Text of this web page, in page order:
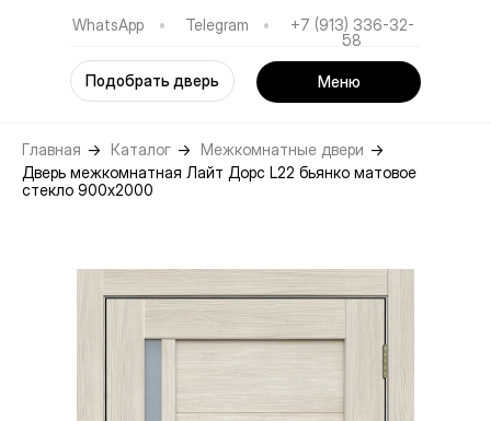
WhatsApp •
Telegram
•
+7 (913) 336-32-
58
Подобрать дверь Меню
Главная → Каталог → Межкомнатные двери →
Дверь межкомнатная Лайт Дорс L22 бьянко матовое
стекло 900х2000